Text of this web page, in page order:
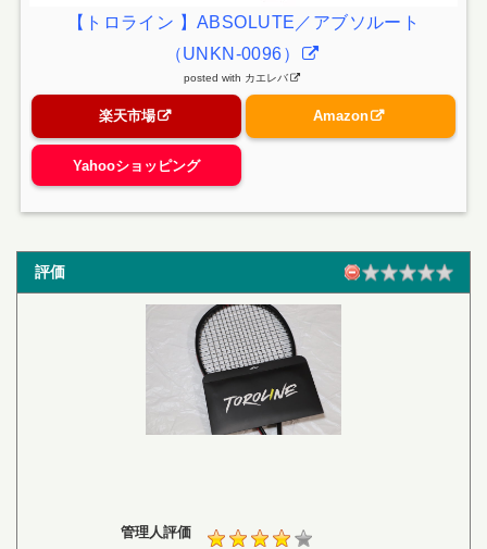
【トロライン 】ABSOLUTE／アブソルート
（UNKN-0096）
posted with カエレバ
楽天市場 Amazon
Yahooショッピング
評価
管理人評価